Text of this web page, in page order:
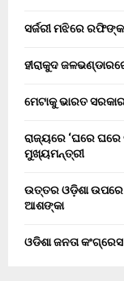
ସର୍ଜରୀ ମଝିରେ
ହୀରାକୁଦ
ମେଟାକୁ ଭାରତ
ରାଜ୍ୟରେ ‘ଘରେ
ମୁଖ୍ୟମନ୍ତ୍ରୀ
ଉତ୍ତର ଓଡ଼ିଶା
ଆଶଙ୍କା
ଓଡିଶା ଜନତା